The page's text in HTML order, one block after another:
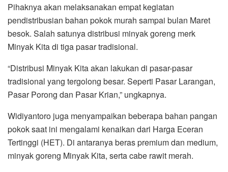
Pihaknya akan melaksanakan empat kegiatan
pendistribusian bahan pokok murah sampai bulan Maret
besok. Salah satunya distribusi minyak goreng merk
Minyak Kita di tiga pasar tradisional.
“Distribusi Minyak Kita akan lakukan di pasar-pasar
tradisional yang tergolong besar. Seperti Pasar Larangan,
Pasar Porong dan Pasar Krian,” ungkapnya.
Widiyantoro juga menyampaikan beberapa bahan pangan
pokok saat ini mengalami kenaikan dari Harga Eceran
Tertinggi (HET). Di antaranya beras premium dan medium,
minyak goreng Minyak Kita, serta cabe rawit merah.